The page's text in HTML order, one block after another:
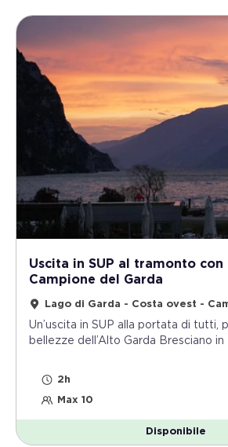
Uscita in SUP al tramonto
Campione del Garda
Lago di Garda - Costa ovest -
Un’uscita in SUP alla portata di tutti,
bellezze dell’Alto Garda Bresciano
2h
Max 10
Disponibile